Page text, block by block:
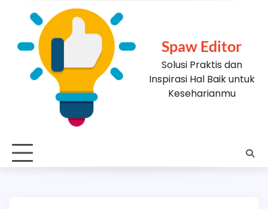
Spaw Editor
Solusi Praktis dan
Inspirasi Hal Baik untuk
Keseharianmu